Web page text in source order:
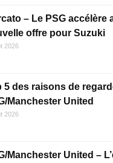
– Le PSG accélère
offre pour Suzuki
2026
5 des raisons de
Manchester United
2026
Manchester United –